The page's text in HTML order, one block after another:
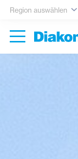
Region auswählen